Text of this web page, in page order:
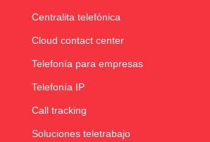
Centralita telefónica
Cloud contact center
Telefonía para empresas
Telefonía IP
Call tracking
Soluciones teletrabajo